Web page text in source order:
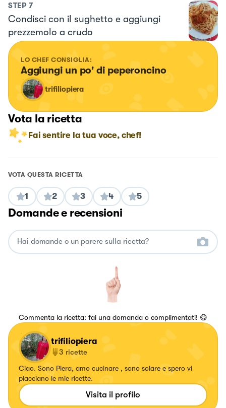
STEP 7
Condisci con il sughetto e aggiungi
prezzemolo a crudo
LO CHEF CONSIGLIA:
Aggiungi un po' di peperoncino
trifiliopiera
Vota la ricetta
Fai sentire la tua voce, chef!
VOTA QUESTA RICETTA
1 2 3 4 5
Domande e recensioni
Commenta la ricetta: fai una domanda o complimentati! 😋
trifiliopiera
3 ricette
Ciao. Sono Piera, amo cucinare , sono solare e spero vi
piacciano le mie ricette.
Visita il profilo